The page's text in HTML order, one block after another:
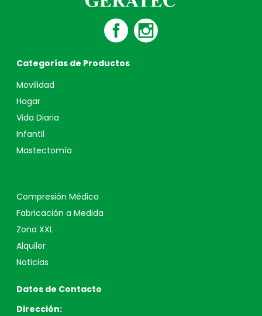
Categorías de Productos
Movilidad
Hogar
Vida Diaria
Infantil
Mastectomía
Compresión Médica
Fabricación a Medida
Zona XXL
Alquiler
Noticias
Datos de Contacto
Dirección: